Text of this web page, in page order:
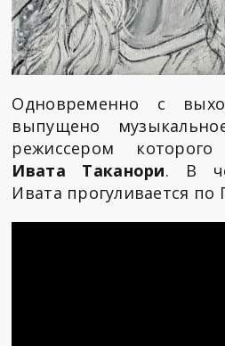
Одновременно с
выпущено
режиссером
Ивата Таканори. В
Ивата прогуливается по